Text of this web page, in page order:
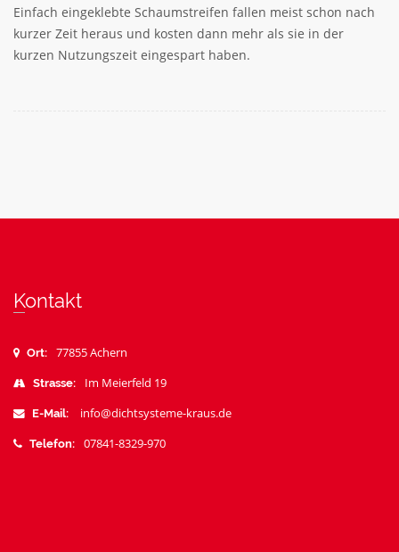
Einfach eingeklebte Schaumstreifen fallen meist schon nach
kurzer Zeit heraus und kosten dann mehr als sie in der
kurzen Nutzungszeit eingespart haben.
Kontakt
Ort: 77855 Achern
Strasse: Im Meierfeld 19
E-Mail: info@dichtsysteme-kraus.de
Telefon: 07841-8329-970